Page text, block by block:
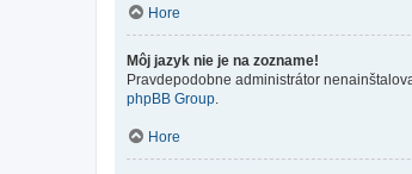
Hore
Môj jazyk nie je na zozname!
Pravdepodobne administrátor
phpBB Group.
Hore